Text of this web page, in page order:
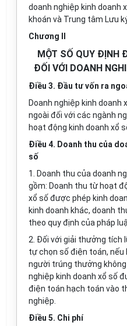
doanh nghiệp kinh doanh x
khoán và Trung tâm Lưu
Chương II
MỘT SỐ QUY ĐỊNH
ĐỐI VỚI DOANH
Điều 3. Đầu tư vốn ra
Doanh nghiệp kinh
ngoài đối với các ngành
hoạt động kinh doanh xổ
Điều 4. Doanh thu của
số
1.
Doanh thu của doanh
gồm: Doanh thu từ hoạt
xổ số được phép kinh
kinh doanh khác, doanh
theo quy định của pháp
2. Đối với giải thưởng tích
tự chọn số điện toán,
người trúng thưởng
nghiệp kinh doanh xổ số
điện toán hạch toán vào
nghiệp.
Điều 5. Chi phí